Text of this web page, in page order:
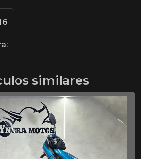
similares